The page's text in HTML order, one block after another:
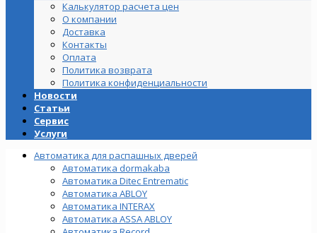
Калькулятор расчета цен
О компании
Доставка
Контакты
Оплата
Политика возврата
Политика конфиденциальности
Новости
Статьи
Сервис
Услуги
Автоматика для распашных дверей
Автоматика dormakaba
Автоматика Ditec Entrematic
Автоматика ABLOY
Автоматика INTERAX
Автоматика ASSA ABLOY